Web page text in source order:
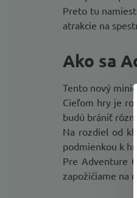
Preto tu
atrakcie na
Ako sa
Tento nový
Cieľom hry je
budú brániť
Na rozdiel od
podmienkou k
Pre Adventure
zapožičiame na